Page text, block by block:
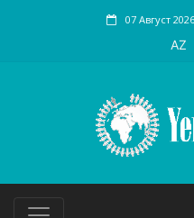
07 Август 2026
AZ